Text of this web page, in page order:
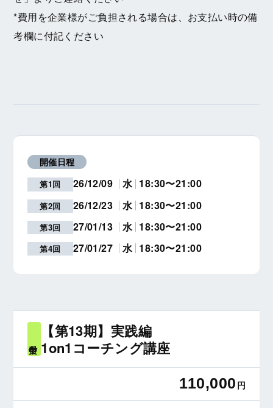
*費用を企業様がご負担される場合は、お支払い時の備
考欄に付記ください
開催日程
第1回 26/12/09 水 18:30〜21:00
第2回 26/12/23 水 18:30〜21:00
第3回 27/01/13 水 18:30〜21:00
第4回 27/01/27 水 18:30〜21:00
【第13期】実践編
1on1コーチング講座
110,000 円